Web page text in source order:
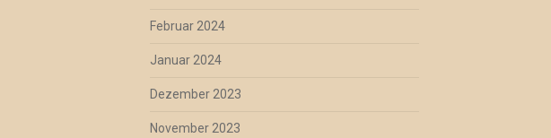
Februar 2024
Januar 2024
Dezember 2023
November 2023